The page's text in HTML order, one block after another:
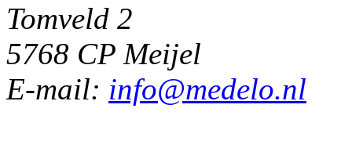
Tomveld 2
5768 CP Meijel
E-mail: info@medelo.nl